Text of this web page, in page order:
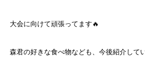
大会に向けて頑張ってます🔥
森君の好きな食べ物なども、今後紹介して